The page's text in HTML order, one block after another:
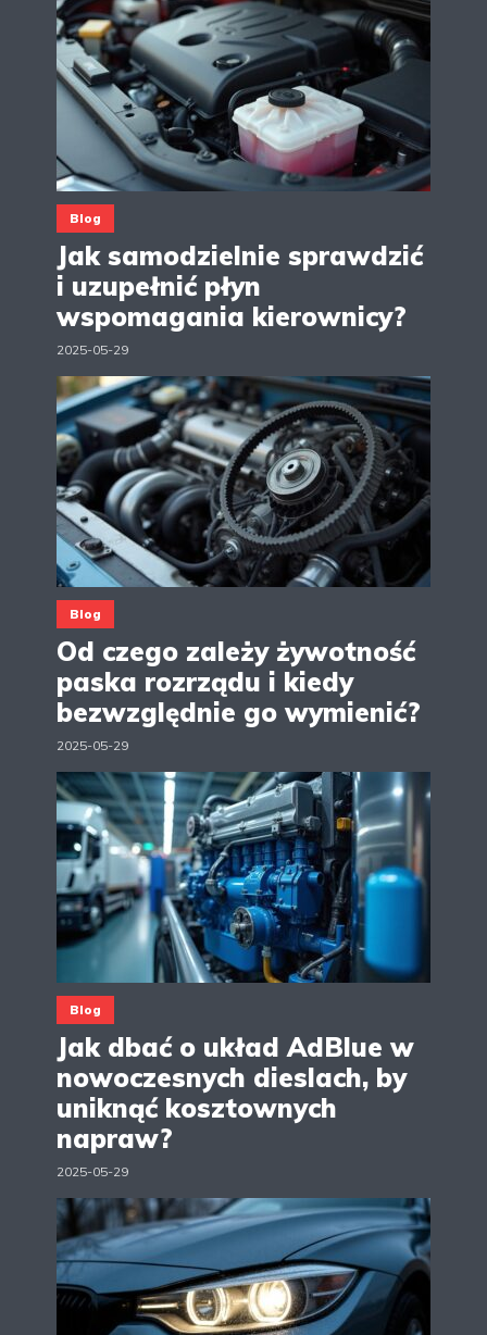
Blog
Jak samodzielnie sprawdzić
i uzupełnić płyn
wspomagania kierownicy?
2025-05-29
Blog
Od czego zależy żywotność
paska rozrządu i kiedy
bezwzględnie go wymienić?
2025-05-29
Blog
Jak dbać o układ AdBlue w
nowoczesnych dieslach, by
uniknąć kosztownych
napraw?
2025-05-29